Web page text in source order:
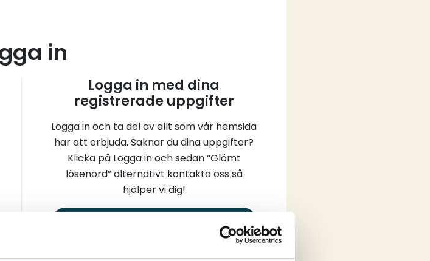
in
Logga in med dina
registrerade uppgifter
Logga in och ta del av allt som vår hemsida
har att erbjuda. Saknar du dina uppgifter?
Klicka på Logga in och sedan “Glömt
lösenord” alternativt kontakta oss så
hjälper vi dig!